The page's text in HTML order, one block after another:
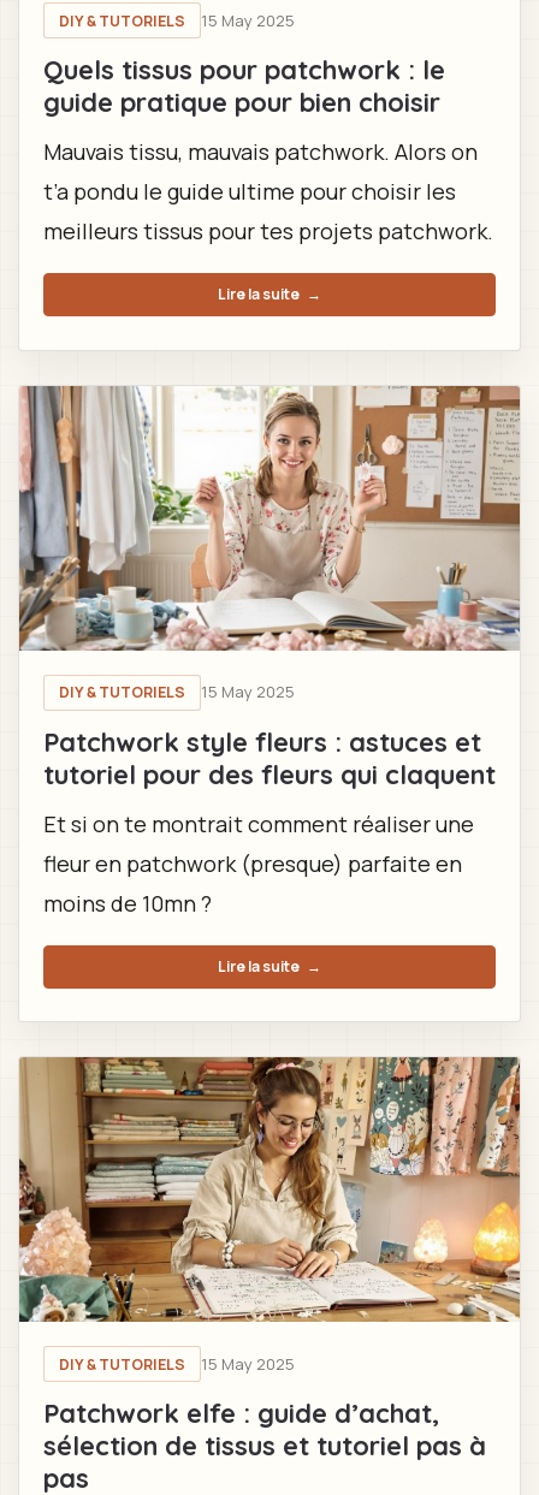
DIY & TUTORIELS 15 May 2025
Quels tissus pour patchwork : le
guide pratique pour bien choisir
Mauvais tissu, mauvais patchwork. Alors on
t’a pondu le guide ultime pour choisir les
meilleurs tissus pour tes projets patchwork.
Lire la suite →
DIY & TUTORIELS 15 May 2025
Patchwork style fleurs : astuces et
tutoriel pour des fleurs qui claquent
Et si on te montrait comment réaliser une
fleur en patchwork (presque) parfaite en
moins de 10mn ?
Lire la suite →
DIY & TUTORIELS 15 May 2025
Patchwork elfe : guide d’achat,
sélection de tissus et tutoriel pas à
pas